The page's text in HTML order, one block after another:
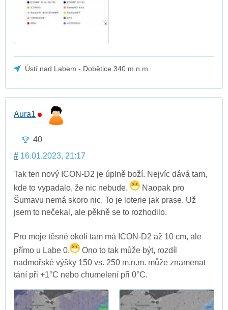
Ústí nad Labem - Dobětice 340 m.n.m.
Aura1
40
# 16.01.2023, 21:17
Tak ten nový ICON-D2 je úplně boží. Nejvíc dává tam,
kde to vypadalo, že nic nebude.
Naopak pro
Šumavu nemá skoro nic. To je loterie jak prase. Už
jsem to nečekal, ale pěkně se to rozhodilo.
Pro moje těsné okolí tam má ICON-D2 až 10 cm, ale
přímo u Labe 0.
Ono to tak může být, rozdíl
nadmořské výšky 150 vs. 250 m.n.m. může znamenat
tání při +1°C nebo chumelení při 0°C.